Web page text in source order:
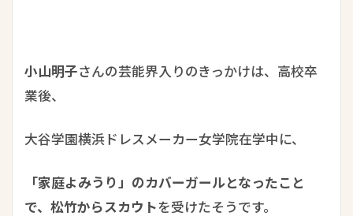
小山明子さんの芸能界入りのきっかけは、高校卒
業後、
大谷学園横浜ドレスメーカー女学院在学中に、
「家庭よみうり」のカバーガールとなったこと
で、松竹からスカウトを受けたそうです。